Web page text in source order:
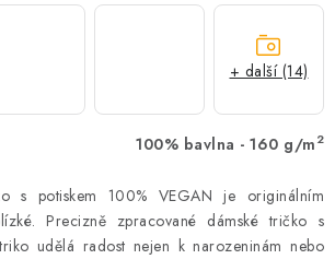
100% bavlna - 160 g/m 2
s potiskem 100% VEGAN je originálním
Precizně zpracované dámské tričko s
udělá radost nejen k narozeninám nebo
+ další (14)